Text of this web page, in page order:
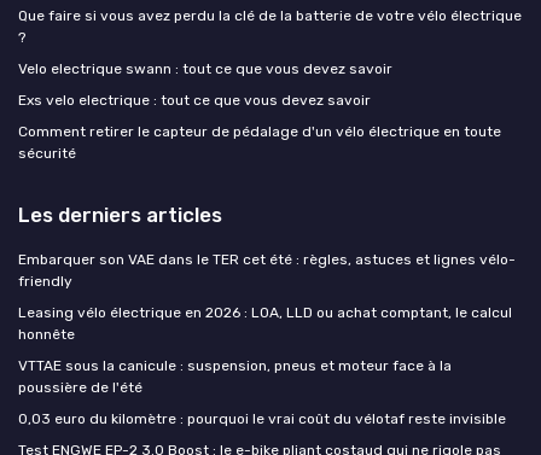
Que faire si vous avez perdu la clé de la batterie de votre vélo électrique
?
Velo electrique swann : tout ce que vous devez savoir
Exs velo electrique : tout ce que vous devez savoir
Comment retirer le capteur de pédalage d'un vélo électrique en toute
sécurité
Les derniers articles
Embarquer son VAE dans le TER cet été : règles, astuces et lignes vélo-
friendly
Leasing vélo électrique en 2026 : LOA, LLD ou achat comptant, le calcul
honnête
VTTAE sous la canicule : suspension, pneus et moteur face à la
poussière de l'été
0,03 euro du kilomètre : pourquoi le vrai coût du vélotaf reste invisible
Test ENGWE EP-2 3.0 Boost : le e-bike pliant costaud qui ne rigole pas